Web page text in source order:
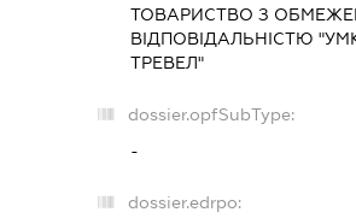
ТОВАРИСТВО З
ВІДПОВІДАЛЬНІСТЮ
ТРЕВЕЛ"
dossier.opfSubType:
-
dossier.edrpo: